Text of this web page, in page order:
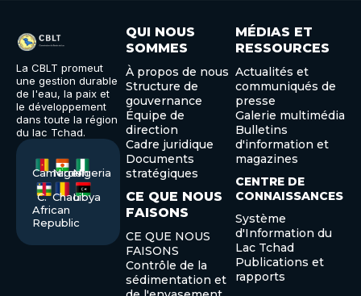
La CBLT promeut
une gestion durable
de l'eau, la paix et
le développement
dans toute la région
du lac Tchad.
Cameroon
NigerNigeria
C.
African
Republic
ChadLibya
QUI NOUS
SOMMES
À propos de nous
Structure de
gouvernance
Équipe de
direction
Cadre juridique
Documents
stratégiques
CE QUE NOUS
FAISONS
CE QUE NOUS
FAISONS
Contrôle de la
sédimentation et
MÉDIAS ET
RESSOURCES
Actualités et
communiqués de
presse
Galerie multimédia
Bulletins
d'information et
magazines
CENTRE DE
CONNAISSANCES
Système
d'Information du
Lac Tchad
Publications et
rapports